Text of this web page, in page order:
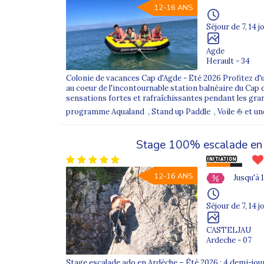
Bordeauxselon la destination) où l’ensemble
La fin du trajet se fait ensuite enautocar de
Si un détail pratique n’est pas indiqué
sont communiquées aux familles avant le
Pour aller plus loin avec
colonies de vacances en
- Notre offre de
colonies de vacances au
- Notre offre decolonies de vacances à la
- Notre offre decolonies de vacances en
- Notre offre decolonies de vacances en
12-16 ANS
Séjour de 7, 14
Agde
Herault - 34
Colonie de vacances Cap d'Agde - Eté 2026 Profitez
au coeur de l'incontournable station balnéaire du Cap
sensations fortes et rafraîchissantes pendant les
programme Aqualand , Stand up Paddle , Voile ⛵ et
Stage 100% escalade
12-16 ANS Jusqu'à
Séjour de 7, 14
CASTELJAU
Ardeche - 07